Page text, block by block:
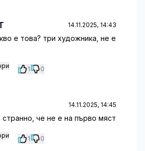
14.11.2025, 14:43
е това? три художника, не е
1 0
14.11.2025, 14:45
странно, че не е на първо мяст
1 0